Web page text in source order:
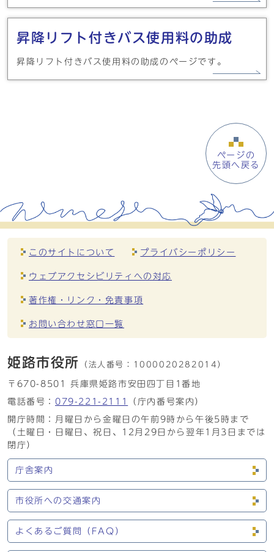
昇降リフト付きバス使用料の助成
昇降リフト付きバス使用料の助成のページです。
ページの
先頭へ戻る
このサイトについて プライバシーポリシー
ウェブアクセシビリティへの対応
著作権・リンク・免責事項
お問い合わせ窓口一覧
姫路市役所 （法人番号： 1000020282014）
〒670-8501 兵庫県姫路市安田四丁目1番地
電話番号： 079-221-2111
（庁内番号案内）
開庁時間：月曜日から金曜日の午前9時から午後5時まで
（土曜日・日曜日、祝日、12月29日から翌年1月3日までは
閉庁）
庁舎案内
市役所への交通案内
よくあるご質問（FAQ）